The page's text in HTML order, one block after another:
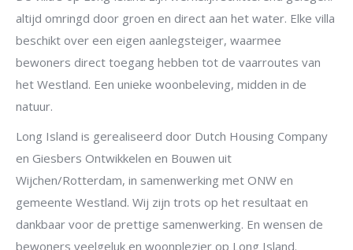
altijd omringd door groen en direct aan het water. Elke villa
beschikt over een eigen aanlegsteiger, waarmee
bewoners direct toegang hebben tot de vaarroutes van
het Westland. Een unieke woonbeleving, midden in de
natuur.
Long Island is gerealiseerd door Dutch Housing Company
en Giesbers Ontwikkelen en Bouwen uit
Wijchen/Rotterdam, in samenwerking met ONW en
gemeente Westland. Wij zijn trots op het resultaat en
dankbaar voor de prettige samenwerking. En wensen de
bewoners veelgeluk en woonplezier op Long Island.